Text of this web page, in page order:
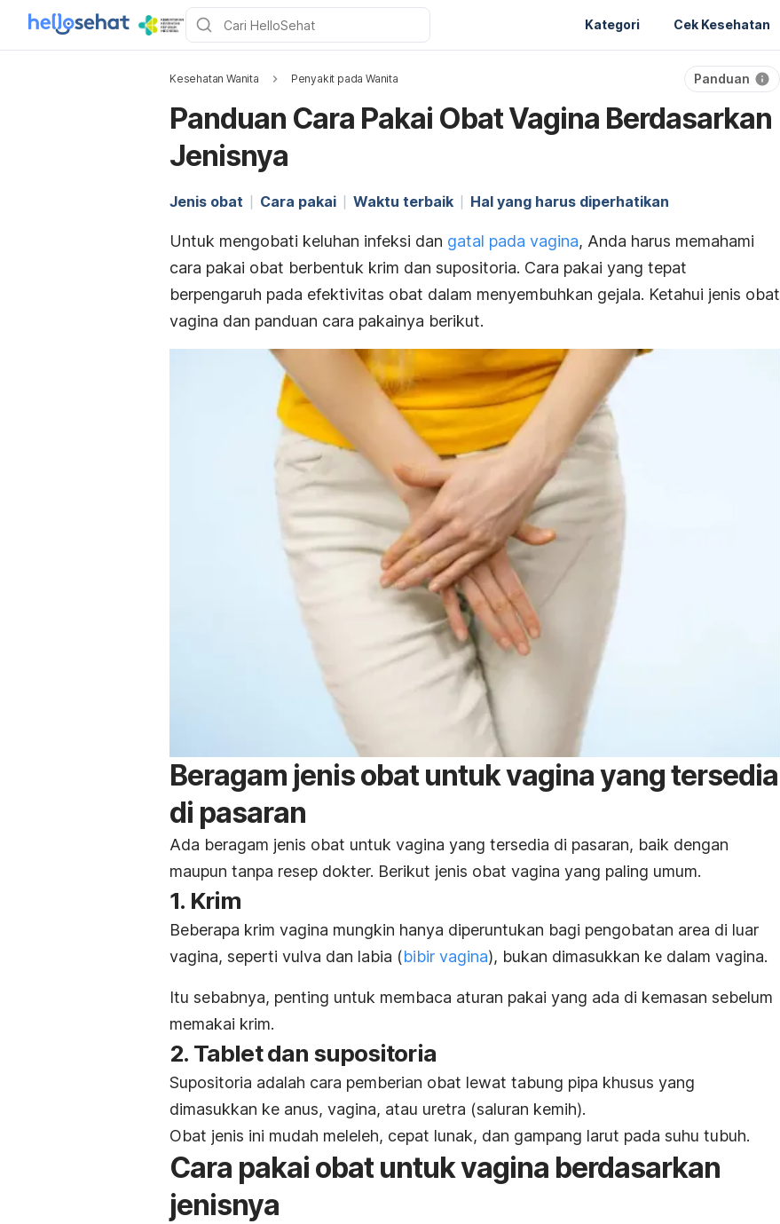
Kategori Cek Kesehatan
Kesehatan Wanita Penyakit pada Wanita Panduan
Panduan Cara Pakai Obat Vagina Berdasarkan
Jenisnya
Jenis obat Cara pakai Waktu terbaik Hal yang harus diperhatikan
Untuk mengobati keluhan infeksi dan gatal pada vagina, Anda harus memahami
cara pakai obat berbentuk krim dan supositoria. Cara pakai yang tepat
berpengaruh pada efektivitas obat dalam menyembuhkan gejala. Ketahui jenis obat
vagina dan panduan cara pakainya berikut.
Beragam jenis obat untuk vagina yang tersedia
di pasaran
Ada beragam jenis obat untuk vagina yang tersedia di pasaran, baik dengan
maupun tanpa resep dokter. Berikut jenis obat vagina yang paling umum.
1. Krim
Beberapa krim vagina mungkin hanya diperuntukan bagi pengobatan area di luar
vagina, seperti vulva dan labia (bibir vagina), bukan dimasukkan ke dalam vagina.
Itu sebabnya, penting untuk membaca aturan pakai yang ada di kemasan sebelum
memakai krim.
2. Tablet dan supositoria
Supositoria adalah cara pemberian obat lewat tabung pipa khusus yang
dimasukkan ke anus, vagina, atau uretra (saluran kemih).
Obat jenis ini mudah meleleh, cepat lunak, dan gampang larut pada suhu tubuh.
Cara pakai obat untuk vagina berdasarkan
jenisnya